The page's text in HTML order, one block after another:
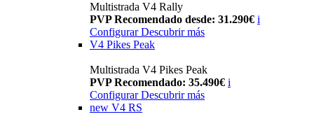
Multistrada V4 Rally
PVP Recomendado desde: 31.290€ i
Configurar Descubrir más
V4 Pikes Peak
Multistrada V4 Pikes Peak
PVP Recomendado: 35.490€ i
Configurar Descubrir más
new V4 RS